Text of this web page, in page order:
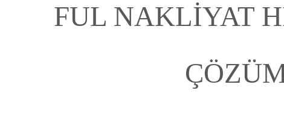
FUL NAKLİYAT